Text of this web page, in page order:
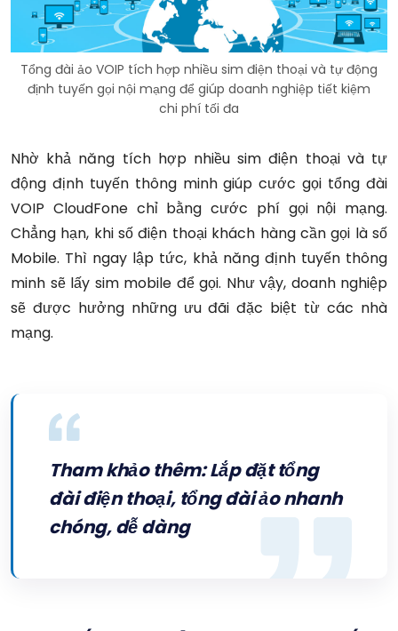
Tổng đài ảo VOIP tích hợp nhiều sim điện thoại và tự động
định tuyến gọi nội mạng để giúp doanh nghiệp tiết kiệm
chi phí tối đa
Nhờ khả năng tích hợp nhiều sim điện thoại và tự
động định tuyến thông minh giúp cước gọi tổng đài
VOIP CloudFone chỉ bằng cước phí gọi nội mạng.
Chẳng hạn, khi số điện thoại khách hàng cần gọi là số
Mobile. Thì ngay lập tức, khả năng định tuyến thông
minh sẽ lấy sim mobile để gọi. Như vậy, doanh nghiệp
sẽ được hưởng những ưu đãi đặc biệt từ các nhà
mạng.
Tham khảo thêm:Lắp đặt tổng
đài điện thoại, tổng đài ảo nhanh
chóng, dễ dàng